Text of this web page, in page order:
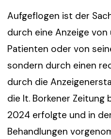
Aufgeflogen ist der
durch eine Anzeige
Patienten oder von
sondern durch einen
durch die
die lt. Borkener Zeitung
2024 erfolgte und in
Behandlungen